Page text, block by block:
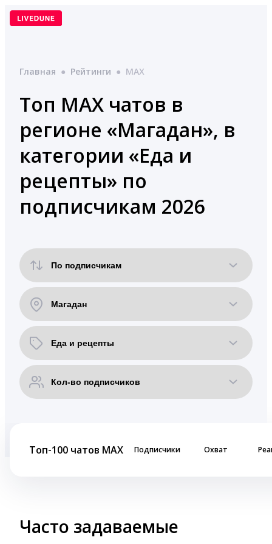
Перейти
Главная ● Рейтинги ● MAX
Топ MAX чатов в
регионе «Магадан», в
категории «Еда и
рецепты» по
подписчикам 2026
Топ-100 чатов MAX Подписчики Охват
Часто задаваемые